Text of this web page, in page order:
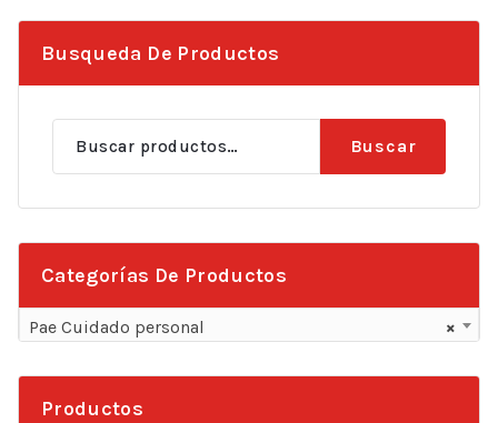
Busqueda De Productos
Buscar
Buscar
Categorías De Productos
×
Pae Cuidado personal
Productos